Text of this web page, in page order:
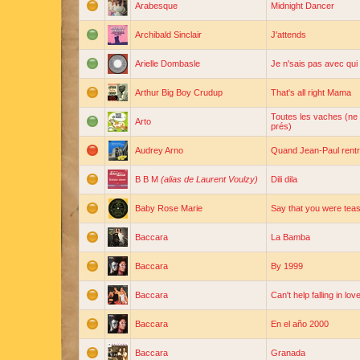
Arabesque Midnight Dancer
Archibald Sinclair J'attends
Arielle Dombasle Je n'sais pas avec qui
Arthur Big Boy Crudup That's all right Mama
Arto
Toutes les vaches
prés)
Audrey Arno Quand Jean-Paul
B B M (alias de Laurent Voulzy) Dili dila
Baby Rose Marie Say that you were
Baccara La Bamba
Baccara By 1999
Baccara Can't help falling in love
Baccara En el año 2000
Baccara Granada